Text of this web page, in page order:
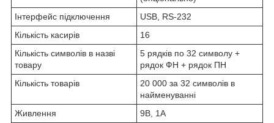
Інтерфейс підключення
USB, RS-232
Кількість касирів
16
Кількість символів в назві
товару
5 рядків по 32 символу +
рядок ФН + рядок ПН
Кількість товарів
20 000 за 32 символів в
найменуванні
Живлення
9В, 1А